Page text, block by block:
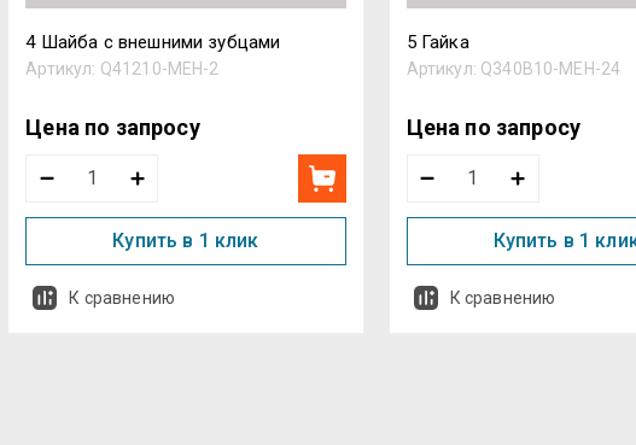
4 Шайба с внешними зубцами
Артикул: Q41210-MEH-2
Цена по запросу
Купить в 1 клик
К сравнению
5 Гайка
Артикул: Q340B10-MEH-24
Цена по запросу
Купить в 1
К сравнению